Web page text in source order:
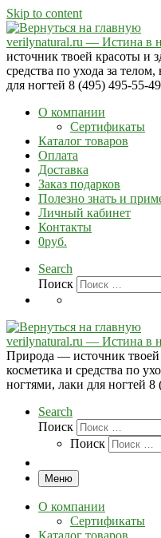
Skip to content
verilynatural.ru — Истина в
источник твоей красоты и
средства по ухода за
для ногтей 8 (495) 495-55-
О компании
Сертификаты
Каталог товаров
Оплата
Доставка
Заказ подарков
Полезно знать и
Личный кабинет
Контакты
0руб.
Search
Поиск
verilynatural.ru — Истина в
Природа — источник твоей
косметика и средства по
ногтями, лаки для ногтей
Search
Поиск
Поиск
Меню
О компании
Сертификаты